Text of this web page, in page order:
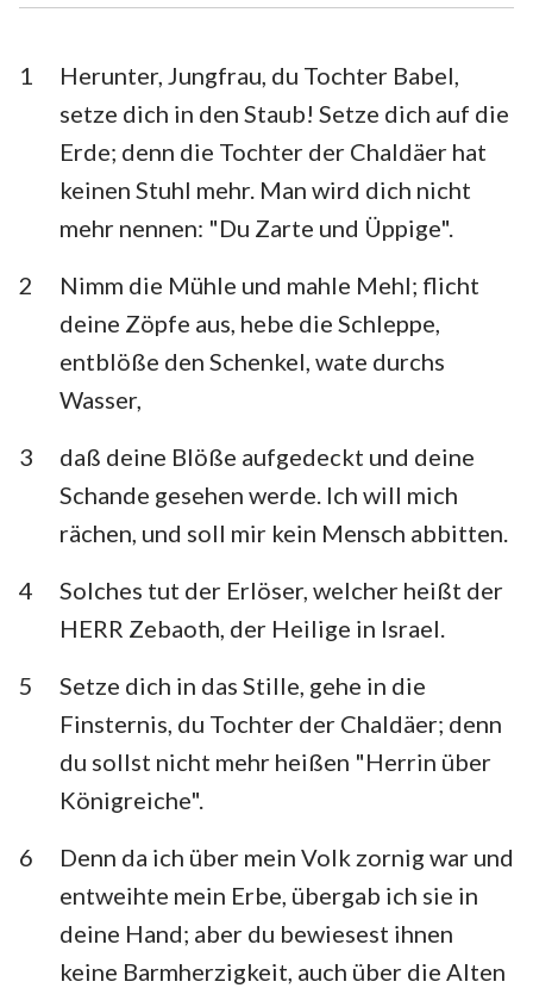
Esra Nehemia
Esther Hiob
Psalm Sprüche
Prediger
Jesaja Jeremia
Klagelieder Hesekiel
Daniel Hosea
Amos
Micha Nahum
Habakuk Zephanja
Haggai Sacharja
Maleachi
1
Herunter, Jungfrau, du Tochter Babel,
setze dich in den Staub! Setze dich auf die
Erde; denn die Tochter der Chaldäer hat
keinen Stuhl mehr. Man wird dich nicht
mehr nennen: "Du Zarte und Üppige".
2
Nimm die Mühle und mahle Mehl; flicht
deine Zöpfe aus, hebe die Schleppe,
entblöße den Schenkel, wate durchs
Wasser,
3
daß deine Blöße aufgedeckt und deine
Schande gesehen werde. Ich will mich
rächen, und soll mir kein Mensch abbitten.
4
Solches tut der Erlöser, welcher heißt der
HERR Zebaoth, der Heilige in Israel.
5
Setze dich in das Stille, gehe in die
Finsternis, du Tochter der Chaldäer; denn
du sollst nicht mehr heißen "Herrin über
Königreiche".
6
Denn da ich über mein Volk zornig war und
entweihte mein Erbe, übergab ich sie in
deine Hand; aber du bewiesest ihnen
keine Barmherzigkeit, auch über die Alten